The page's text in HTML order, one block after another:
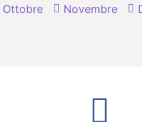
Ottobre Novembre